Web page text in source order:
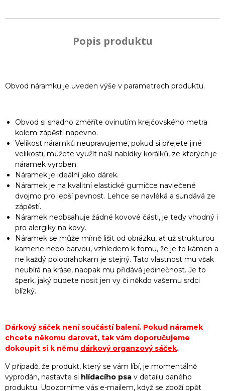
Popis produktu
Obvod náramku je uveden výše v parametrech produktu.
Obvod si snadno změříte ovinutím krejčovského metra
kolem zápěstí napevno.
Velikost náramků neupravujeme, pokud si přejete jiné
velikosti, můžete využít naší nabídky korálků, ze kterých je
náramek vyroben.
Náramek je ideální jako dárek.
Náramek je na kvalitní elastické gumičce navlečené
dvojmo pro lepší pevnost. Lehce se navléká a sundává ze
zápěstí.
Náramek neobsahuje žádné kovové části, je tedy vhodný i
pro alergiky na kovy.
Náramek se může mírně lišit od obrázku, ať už strukturou
kamene nebo barvou, vzhledem k tomu, že je to kámen a
ne každý polodrahokam je stejný. Tato vlastnost mu však
neubírá na kráse, naopak mu přidává jedinečnost. Je to
šperk, jaký budete nosit jen vy či někdo vašemu srdci
blízký.
Dárkový sáček není součástí balení. Pokud náramek
chcete někomu darovat, tak vám doporučujeme
dokoupit si k němu dárkový organzový sáček.
V případě, že produkt, který se vám líbí, je momentálně
vyprodán, nastavte si hlídacího psa v detailu daného
produktu. Upozorníme vás e-mailem, když se zboží opět